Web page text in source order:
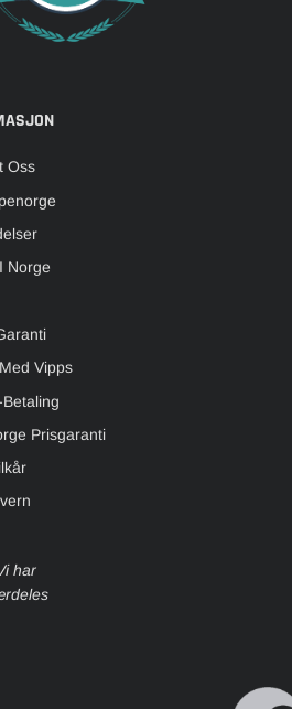
Oss
Norge
Vipps
Prisgaranti
har